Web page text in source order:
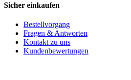
Sicher einkaufen
Bestellvorgang
Fragen & Antworten
Kontakt zu uns
Kundenbewertungen